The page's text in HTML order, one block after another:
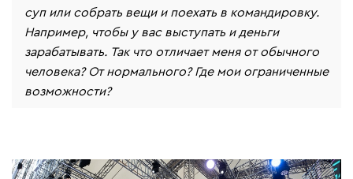
суп или собрать вещи и поехать в командировку.
Например, чтобы у вас выступать и деньги
зарабатывать. Так что отличает меня от обычного
человека? От нормального? Где мои ограниченные
возможности?